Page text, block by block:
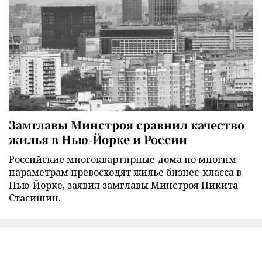
Замглавы Минстроя сравнил качество
жилья в Нью-Йорке и России
Российские многоквартирные дома по многим
параметрам превосходят жилье бизнес-класса в
Нью-Йорке, заявил замглавы Минстроя Никита
Стасишин.